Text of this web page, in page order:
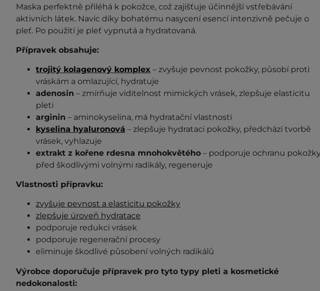
Maska perfektně přiléhá k pokožce, což zajišťuje účinnější vstřebávání
aktivních látek. Navíc díky bohatému nasycení esencí intenzivně pečuje o
pleť. Po použití je pleť vypnutá a hydratovaná.
Přípravek obsahuje:
trojitý kolagenový komplex – zvyšuje pevnost pokožky, působí proti
vráskám a omlazující, hydratuje
adenosin – zmírňuje viditelnost mimických vrásek, zlepšuje elasticitu
pleti
arginin – aminokyselina, má hydratační vlastnosti
kyselina hyaluronová – zlepšuje hydrataci pokožky, předchází tvorbě
vrásek, vyhlazuje
extrakt z kořene rdesna mnohokvětého – podporuje ochranu
před škodlivými volnými radikály, regeneruje
Vlastnosti přípravku:
zvyšuje pevnost a elasticitu pokožky
zlepšuje úroveň hydratace
podporuje redukci vrásek
podporuje regenerační procesy
eliminuje škodlivé působení volných radikálů
Výrobce doporučuje přípravek pro tyto typy pleti a kosmetické
nedokonalosti: